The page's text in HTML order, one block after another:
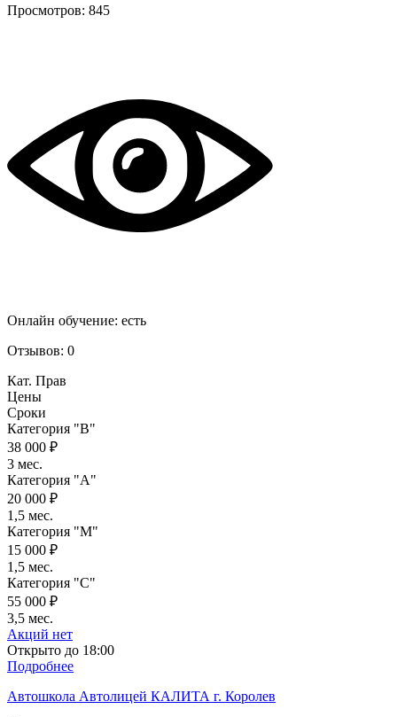
Просмотров: 845
Онлайн обучение: есть
Отзывов: 0
Кат. Прав
Цены
Сроки
Категория "B"
38 000 ₽
3 мес.
Категория "A"
20 000 ₽
1,5 мес.
Категория "M"
15 000 ₽
1,5 мес.
Категория "C"
55 000 ₽
3,5 мес.
Акций нет
Открыто до 18:00
Подробнее
Автошкола Автолицей КАЛИТА г. Королев